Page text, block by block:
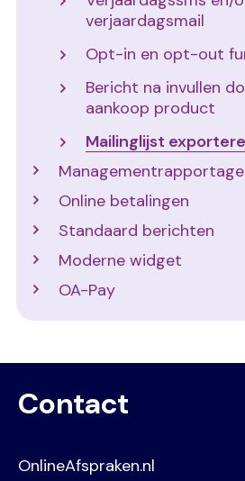
verjaardagsmail
Opt-in en opt-out
Bericht na invullen
aankoop product
Mailinglijst
Online betalingen
Standaard berichten
Moderne widget
OA-Pay
Contact
OnlineAfspraken.nl